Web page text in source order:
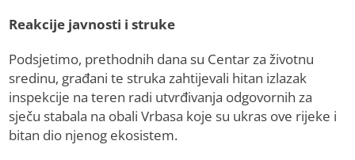
Reakcije javnosti i struke
Podsjetimo, prethodnih dana su Centar za životnu
sredinu, građani te struka zahtijevali hitan izlazak
inspekcije na teren radi utvrđivanja odgovornih za
sječu stabala na obali Vrbasa koje su ukras ove rijeke i
bitan dio njenog ekosistem.